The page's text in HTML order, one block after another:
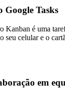
Google Tasks
Kanban é uma
seu celular e o
em